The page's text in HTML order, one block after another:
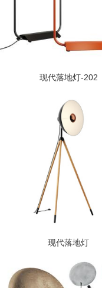
现代落地灯-202
现代落地灯